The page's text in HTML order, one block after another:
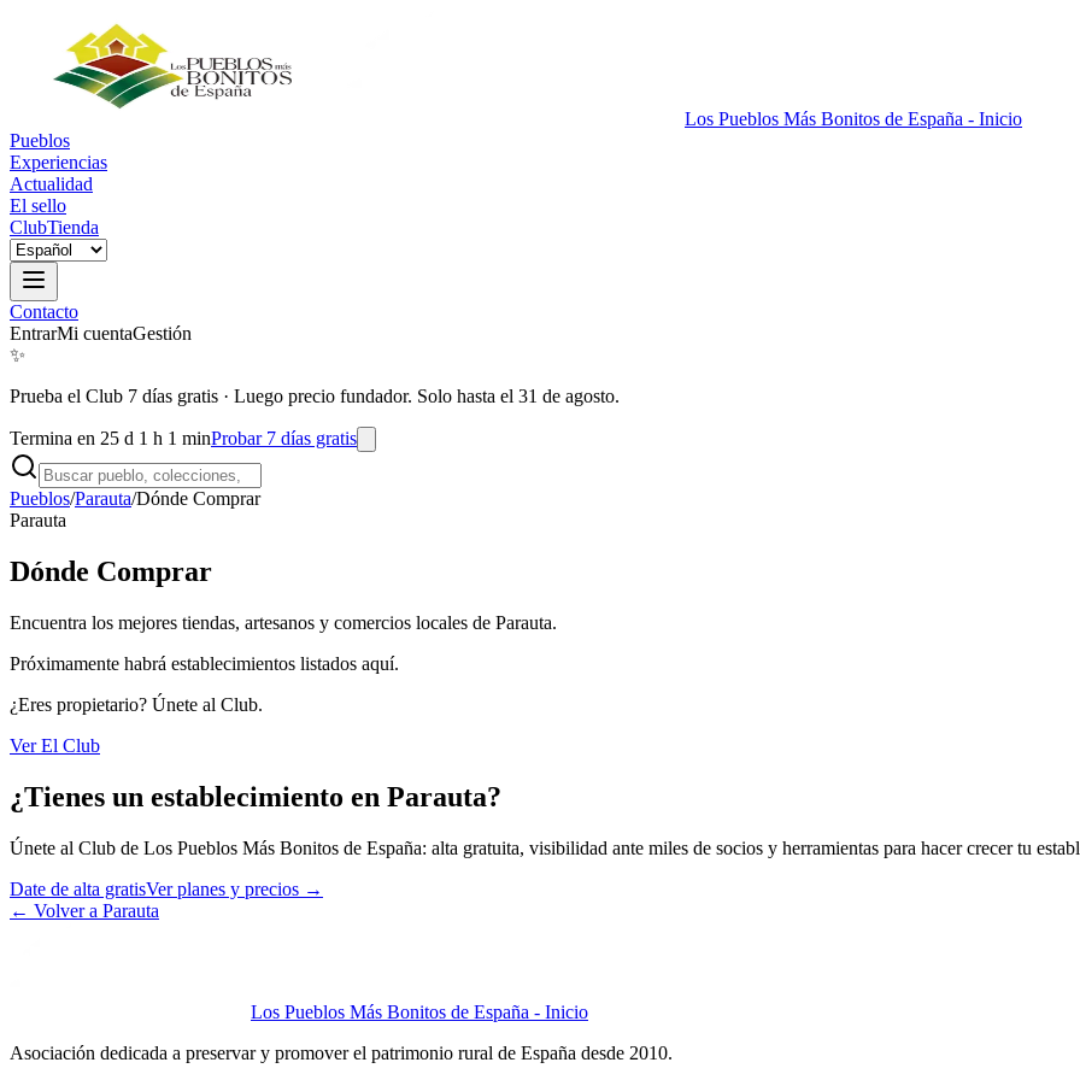
Los Pueblos Más Bonitos de España - Inicio
Pueblos
Experiencias
Actualidad
El sello
ClubTienda
Contacto
EntrarMi cuentaGestión
✨
Prueba el Club 7 días gratis · Luego precio fundador. Solo hasta el 31 de agosto.
Termina en 25 d 1 h 1 minProbar 7 días gratis
Pueblos/Parauta/Dónde Comprar
Parauta
Dónde Comprar
Encuentra los mejores tiendas, artesanos y comercios locales de Parauta.
Próximamente habrá establecimientos listados aquí.
¿Eres propietario? Únete al Club.
Ver El Club
¿Tienes un establecimiento en Parauta?
Únete al Club de Los Pueblos Más Bonitos de España: alta gratuita, visibilidad ante miles de socios y herramientas para hacer crecer tu
Date de alta gratisVer planes y precios →
← Volver a Parauta
Los Pueblos Más Bonitos de España - Inicio
Asociación dedicada a preservar y promover el patrimonio rural de España desde 2010.